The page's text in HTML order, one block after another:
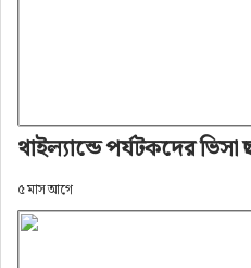
থাইল্যান্ডে পর্যটকদের
৫ মাস আগে